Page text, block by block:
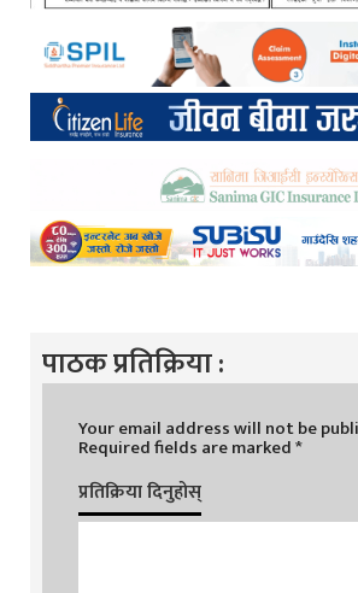
पाठक प्रतिक्रिया :
Your email address will not be
Required fields are marked*
प्रतिक्रिया दिनुहोस्